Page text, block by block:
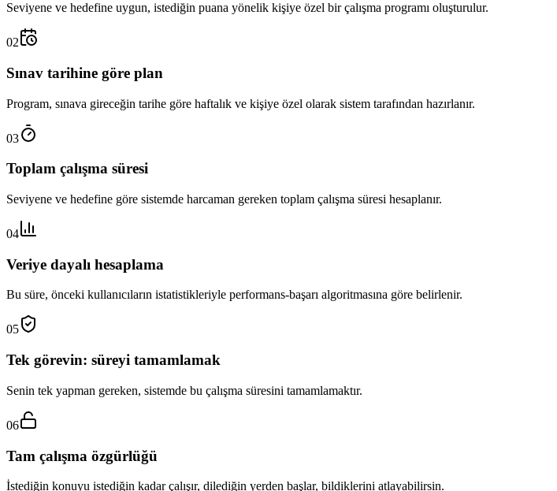
Seviyene ve hedefine uygun, istediğin puana yönelik kişiye özel bir çalışma programı oluşturulur.
02
Sınav tarihine göre plan
Program, sınava gireceğin tarihe göre haftalık ve kişiye özel olarak sistem tarafından hazırlanır.
03
Toplam çalışma süresi
Seviyene ve hedefine göre sistemde harcaman gereken toplam çalışma süresi hesaplanır.
04
Veriye dayalı hesaplama
Bu süre, önceki kullanıcıların istatistikleriyle performans-başarı algoritmasına göre belirlenir.
05
Tek görevin: süreyi tamamlamak
Senin tek yapman gereken, sistemde bu çalışma süresini tamamlamaktır.
06
Tam çalışma özgürlüğü
İstediğin konuyu istediğin kadar çalışır, dilediğin yerden başlar, bildiklerini atlayabilirsin.